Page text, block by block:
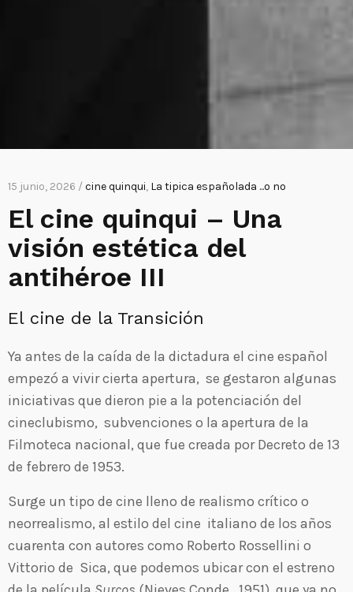
15 junio, 2026 / cine quinqui, La tipica españolada ...o no
El cine quinqui – Una
visión estética del
antihéroe III
El cine de la Transición
Ya antes de la caída de la dictadura el cine español
empezó a vivir cierta apertura, se gestaron algunas
iniciativas que dieron pie a la potenciación del
cineclubismo, subvenciones o la apertura de la
Filmoteca nacional, que fue creada por Decreto de 13
de febrero de 1953.
Surge un tipo de cine lleno de realismo crítico o
neorrealismo, al estilo del cine italiano de los años
cuarenta con autores como Roberto Rossellini o
Vittorio de Sica, que podemos ubicar con el estreno